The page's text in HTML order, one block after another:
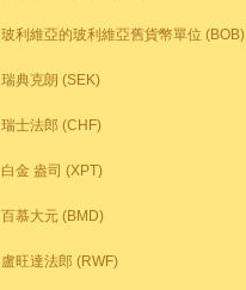
玻利維亞的玻利維亞舊貨幣單位 (BOB)
瑞典克朗 (SEK)
瑞士法郎 (CHF)
白金 盎司 (XPT)
百慕大元 (BMD)
盧旺達法郎 (RWF)